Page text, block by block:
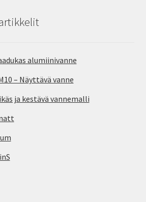
alumiinivanne
– Näyttävä vanne
ja kestävä vannemalli